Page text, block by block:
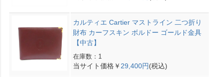
カルティエ Cartier マストライン 二つ折り
財布 カーフスキン ボルドー ゴールド金具
【中古】
在庫数：1
当サイト価格￥ 29,400円(税込)